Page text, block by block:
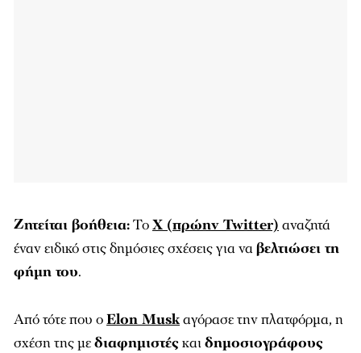
Ζητείται βοήθεια:ΤοX (πρώην Twitter) αναζητά
έναν ειδικό στις δημόσιες σχέσεις για ναβελτιώσει τη
φήμη του.
Από τότε που οElon Muskαγόρασε την πλατφόρμα, η
σχέση της μεδιαφημιστέςκαιδημοσιογράφους